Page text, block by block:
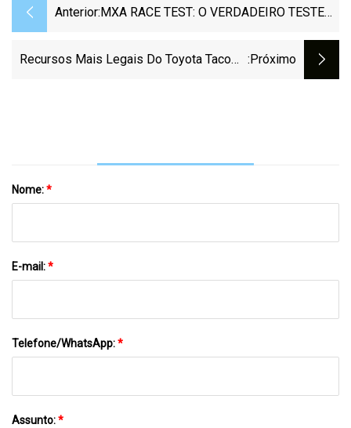
Anterior: MXA RACE TEST: O VERDADEIRO TESTE
Recursos Mais Legais Do Toyota Tacoma :próximo
Nome:*
E-mail:*
Telefone/WhatsApp:*
Assunto:*